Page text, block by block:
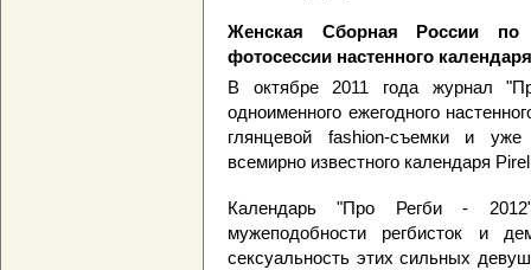
Женская Сборная России по
фотосессии настенного
В октябре 2011 года журнал
одноименного ежегодного
глянцевой fashion-съемки и уже
всемирно известного календаря
Календарь "Про Регби - 2012"
мужеподобности регбисток и
сексуальность этих сильных